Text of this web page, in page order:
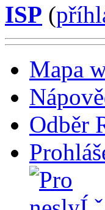
ISP (
Mapa
Odběr